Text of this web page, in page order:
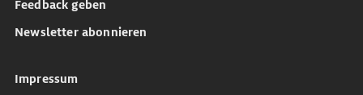
Feedback geben
Newsletter abonnieren
Impressum